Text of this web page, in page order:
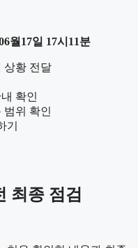
월17일 17시11분
상황 전달
확인
범위 확인
기
최종 점검